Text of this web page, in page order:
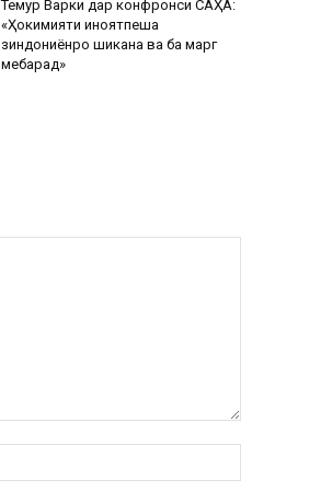
Темур Варки дар конфронси САҲА:
«Ҳокимияти ҷиноятпеша
зиндониёнро шиканҷа ва ба марг
мебарад»